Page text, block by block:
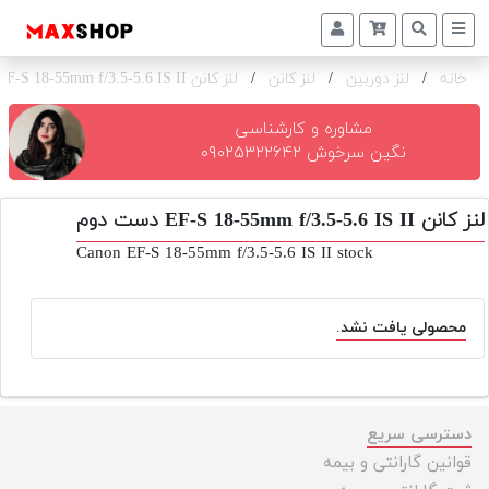
دوربین
و
تجهیزات
و
اکسسوری
خرید
اجاره
دوربین
خانه / لنز دوربین / لنز کانن / لنز کانن EF-S 18-55mm f/3.5-5.6 IS II
مشاوره و کارشناسی
نگین سرخوش ۰۹۰۲۵۳۲۲۶۴۲
لنز کانن EF-S 18-55mm f/3.5-5.6 IS II دست دوم
Canon EF-S 18-55mm f/3.5-5.6 IS II stock
محصولی یافت نشد.
دسترسی سریع
قوانین گارانتی و بیمه